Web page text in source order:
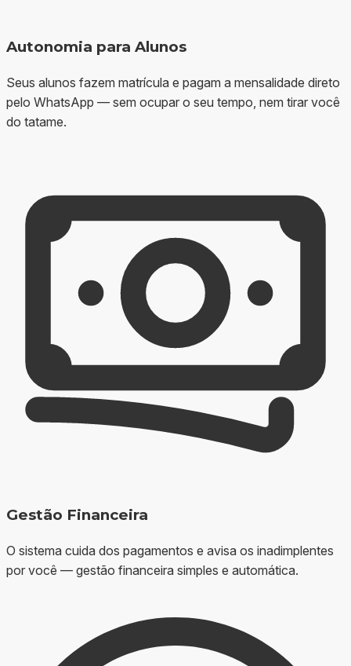
Autonomia para Alunos
Seus alunos fazem matrícula e pagam a mensalidade direto
pelo WhatsApp — sem ocupar o seu tempo, nem tirar você
do tatame.
Gestão Financeira
O sistema cuida dos pagamentos e avisa os inadimplentes
por você — gestão financeira simples e automática.